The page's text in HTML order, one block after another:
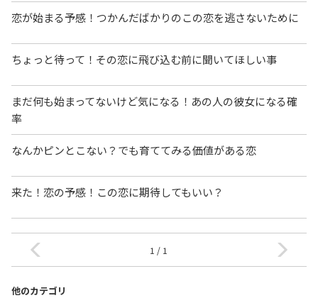
恋が始まる予感！つかんだばかりのこの恋を逃さないために
ちょっと待って！その恋に飛び込む前に聞いてほしい事
まだ何も始まってないけど気になる！あの人の彼女になる確
率
なんかピンとこない？でも育ててみる価値がある恋
来た！恋の予感！この恋に期待してもいい？
1 / 1
他のカテゴリ